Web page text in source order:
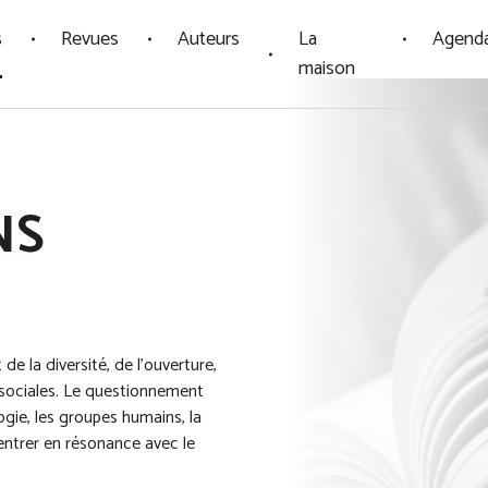
Revues Auteurs
La
maison
la diversité, de l’ouverture,
Le questionnement
les groupes humains, la
en résonance avec le